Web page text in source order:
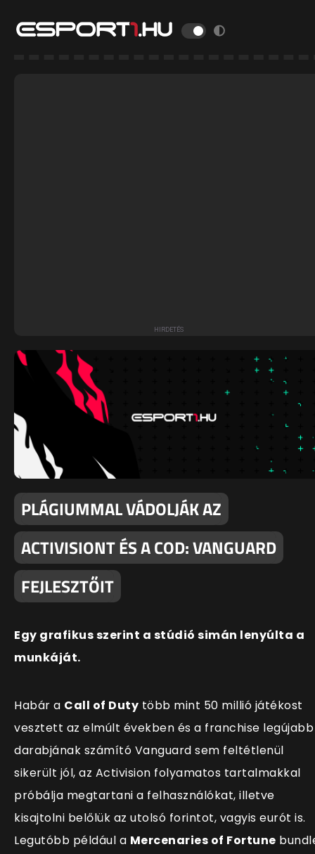
PLÁGIUMMAL VÁDOLJÁK AZ
ACTIVISIONT ÉS A COD: VANGUARD
FEJLESZTŐIT
Egy grafikus szerint a stúdió simán lenyúlta a
munkáját.
Habár a Call of Duty több mint 50 millió játékost
vesztett az elmúlt években és a franchise legújabb
darabjának számító Vanguard sem feltétlenül
sikerült jól, az Activision folyamatos tartalmakkal
próbálja megtartani a felhasználókat, illetve
kisajtolni belőlük az utolsó forintot, vagyis eurót is.
Legutóbb például a Mercenaries of Fortune